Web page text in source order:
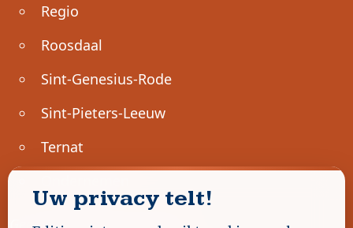
Regio
Roosdaal
Sint-Genesius-Rode
Sint-Pieters-Leeuw
Ternat
Geen advertenties gevonden.
Uw privacy telt!